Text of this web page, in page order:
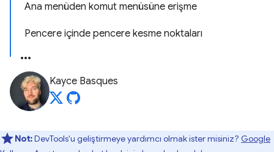
Ana menüden komut menüsüne erişme
Pencere içinde pencere kesme noktaları
Kayce Basques
Not:DevTools'u geliştirmeye yardımcı olmak ister misiniz? Google